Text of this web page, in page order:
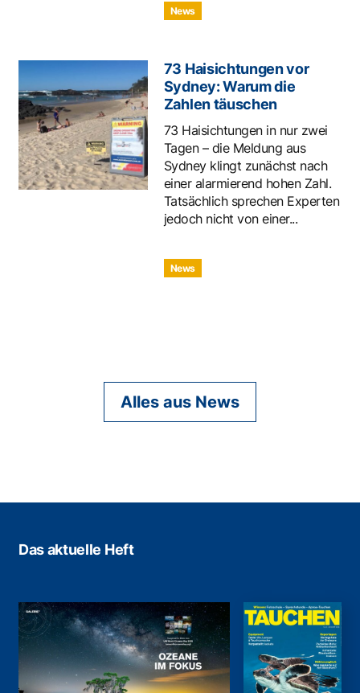
News
73 Haisichtungen vor
Sydney: Warum die
Zahlen täuschen
73 Haisichtungen in nur zwei
Tagen – die Meldung aus
Sydney klingt zunächst nach
einer alarmierend hohen Zahl.
Tatsächlich sprechen Experten
jedoch nicht von einer...
News
Alles aus News
Das aktuelle Heft